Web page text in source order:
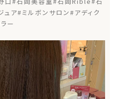
ア#ミルボンサロン#アディク
ー